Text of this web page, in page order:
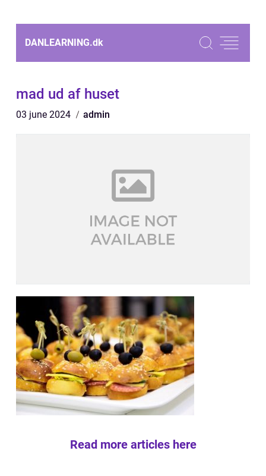
DANLEARNING.dk
mad ud af huset
03 june 2024 admin
Read more articles here